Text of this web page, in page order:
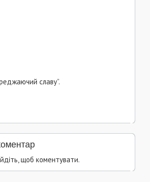
славу”.
щоб коментувати.